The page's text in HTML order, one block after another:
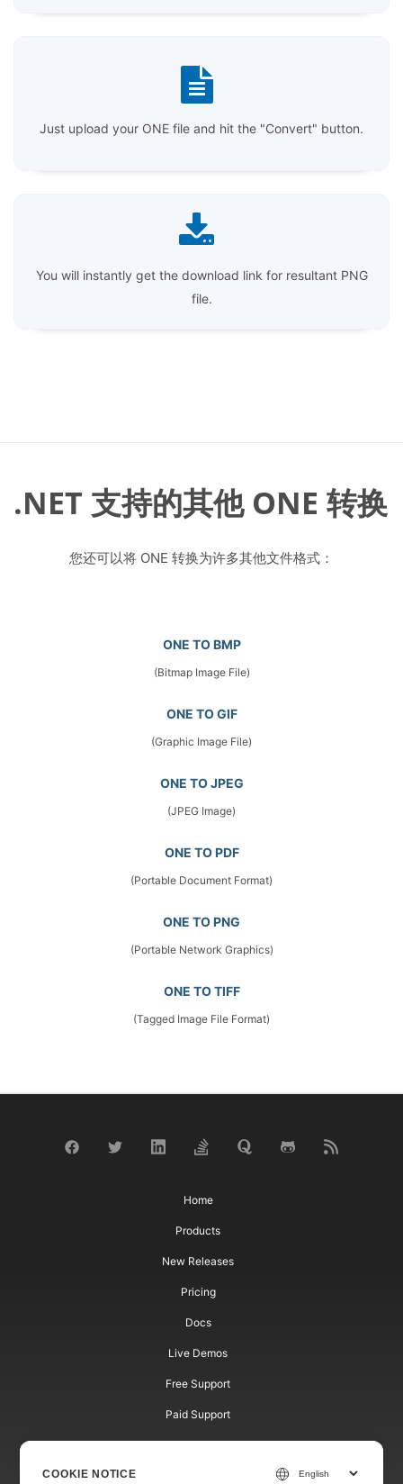
Just upload your ONE file and hit the "Convert" button.
You will instantly get the download link for resultant PNG
file.
.NET 支持的其他 ONE 转换
您还可以将 ONE 转换为许多其他文件格式：
ONE TO BMP
(Bitmap Image File)
ONE TO GIF
(Graphic Image File)
ONE TO JPEG
(JPEG Image)
ONE TO PDF
(Portable Document Format)
ONE TO PNG
(Portable Network Graphics)
ONE TO TIFF
(Tagged Image File Format)
Home
Products
New Releases
Pricing
Docs
Live Demos
Free Support
Paid Support
Paid Consulting
COOKIE NOTICE